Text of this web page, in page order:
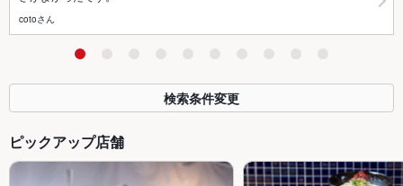
cotoさん
検索条件変更
ピックアップ店舗